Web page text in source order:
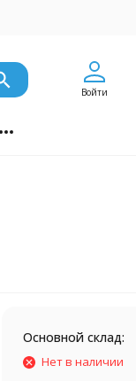
Войти
Основной склад:
Нет в наличии